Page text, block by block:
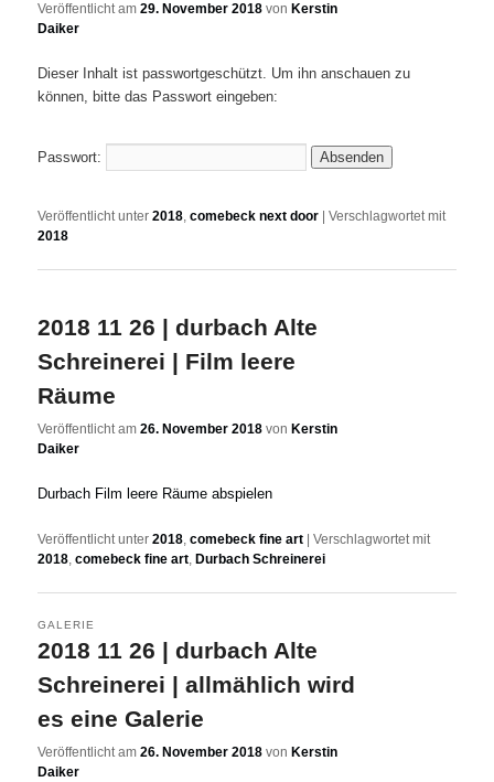
Veröffentlicht am29. November 2018 von Kerstin
Daiker
Dieser Inhalt ist passwortgeschützt. Um ihn anschauen zu
können, bitte das Passwort eingeben:
Passwort:
Veröffentlicht unter 2018 ,comebeck next door |Verschlagwortet mit
2018
2018 11 26 | durbach Alte
Schreinerei | Film leere
Räume
Veröffentlicht am26. November 2018 von Kerstin
Daiker
Durbach Film leere Räume abspielen
Veröffentlicht unter 2018 ,comebeck fine art |Verschlagwortet mit
2018 ,comebeck fine art ,Durbach Schreinerei
2018 11 26 | durbach Alte
Schreinerei | allmählich wird
es eine Galerie
GALERIE
Veröffentlicht am26. November 2018 von Kerstin
Daiker